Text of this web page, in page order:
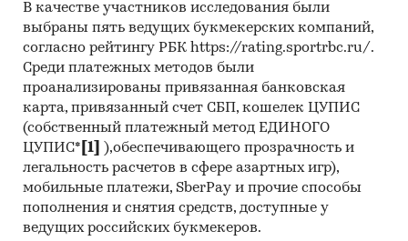
Темпы прироста за месяц в 2025 году в
разрезе федеральных округов
Данные по регионам каждого
федерального округа
Розничная цена за последний доступный
месяц в динамике за 2004-2025, прирост за
последний месяц, темпы прироста к
аналогичному периоду предыдущего года
2005-2025
В качестве участников исследования были
выбраны пять ведущих букмекерских компаний,
согласно рейтингу РБК https://rating.sportrbc.ru/.
Среди платежных методов были
проанализированы привязанная банковская
карта, привязанный счет СБП, кошелек ЦУПИС
(собственный платежный метод ЕДИНОГО
ЦУПИС* [1]
),обеспечивающего прозрачность и
легальность расчетов в сфере азартных игр),
мобильные платежи, SberPay и прочие способы
пополнения и снятия средств, доступные у
ведущих российских букмекеров.